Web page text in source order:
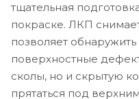
тщательная
покраске. ЛКП
позволяет
поверхностные
сколы, но и скрытую
прятаться под